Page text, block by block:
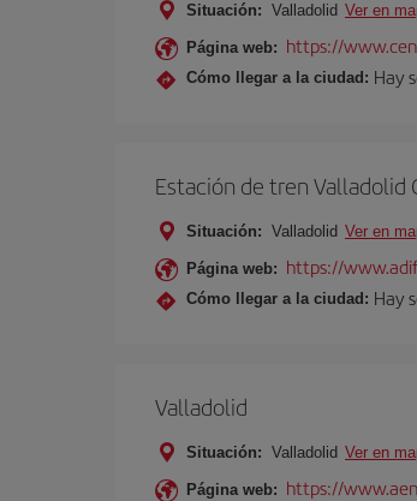
Situación: Valladolid Ver en
Página web: https://
Cómo llegar a la ciudad: Hay
Estación de tren Valladolid
Situación: Valladolid Ver en
Página web: https://
Cómo llegar a la ciudad: Hay
Valladolid
Situación: Valladolid Ver en
Página web: https://